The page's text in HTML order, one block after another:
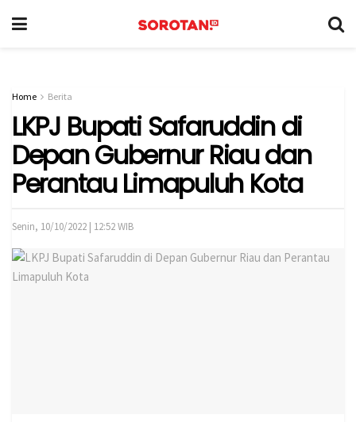
Home Berita
LKPJ Bupati Safaruddin di
Depan Gubernur Riau dan
Perantau Limapuluh Kota
Senin, 10/10/2022 | 12:52 WIB